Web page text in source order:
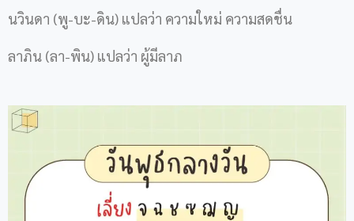
นวินดา (พู-บะ-ดิน) แปลว่า ความใหม่ ความสดชื่น
ลาภิน (ลา-พิน) แปลว่า ผู้มีลาภ